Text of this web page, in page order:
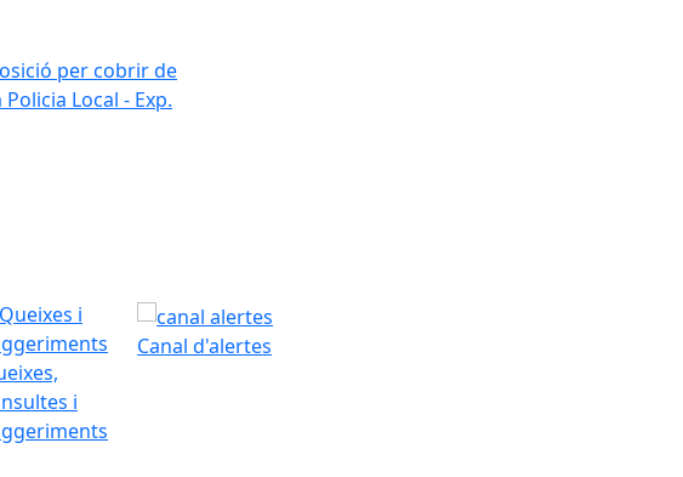
per cobrir de
Local - Exp.
i
Canal d'alertes